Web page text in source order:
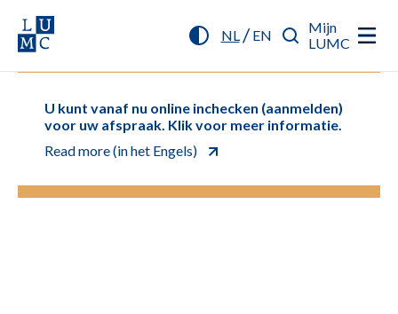
NL/ EN
Mijn
LUMC
U kunt vanaf nu online inchecken (aanmelden)
voor uw afspraak. Klik voor meer informatie.
Read more (in het Engels)